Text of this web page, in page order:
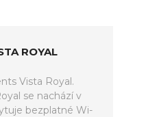
ROYAL
Vista Royal.
se nachází v
bezplatné Wi-